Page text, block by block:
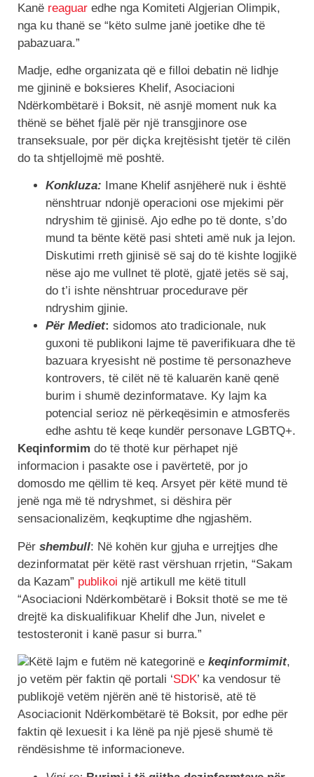
Kanë reaguar edhe nga Komiteti Algjerian Olimpik,
nga ku thanë se “këto sulme janë joetike dhe të
pabazuara.”
Madje, edhe organizata që e filloi debatin në lidhje
me gjininë e boksieres Khelif, Asociacioni
Ndërkombëtarë i Boksit, në asnjë moment nuk ka
thënë se bëhet fjalë për një transgjinore ose
transeksuale, por për diçka krejtësisht tjetër të cilën
do ta shtjellojmë më poshtë.
Konkluza: Imane Khelif asnjëherë nuk i është
nënshtruar ndonjë operacioni ose mjekimi për
ndryshim të gjinisë. Ajo edhe po të donte, s’do
mund ta bënte këtë pasi shteti amë nuk ja lejon.
Diskutimi rreth gjinisë së saj do të kishte logjikë
nëse ajo me vullnet të plotë, gjatë jetës së saj,
do t’i ishte nënshtruar procedurave për
ndryshim gjinie.
Për Mediet: sidomos ato tradicionale, nuk
guxoni të publikoni lajme të paverifikuara dhe të
bazuara kryesisht në postime të personazheve
kontrovers, të cilët në të kaluarën kanë qenë
burim i shumë dezinformatave. Ky lajm ka
potencial serioz në përkeqësimin e atmosferës
edhe ashtu të keqe kundër personave LGBTQ+.
Keqinformim do të thotë kur përhapet një
informacion i pasakte ose i pavërtetë, por jo
domosdo me qëllim të keq. Arsyet për këtë mund të
jenë nga më të ndryshmet, si dëshira për
sensacionalizëm, keqkuptime dhe ngjashëm.
Për shembull: Në kohën kur gjuha e urrejtjes dhe
dezinformatat për këtë rast vërshuan rrjetin, “Sakam
da Kazam” publikoi një artikull me këtë titull
“Asociacioni Ndërkombëtarë i Boksit thotë se me të
drejtë ka diskualifikuar Khelif dhe Jun, nivelet e
testosteronit i kanë pasur si burra.”
Këtë lajm e futëm në kategorinë e keqinformimit,
jo vetëm për faktin që portali ‘SDK’ ka vendosur të
publikojë vetëm njërën anë të historisë, atë të
Asociacionit Ndërkombëtarë të Boksit, por edhe për
faktin që lexuesit i ka lënë pa një pjesë shumë të
rëndësishme të informacioneve.